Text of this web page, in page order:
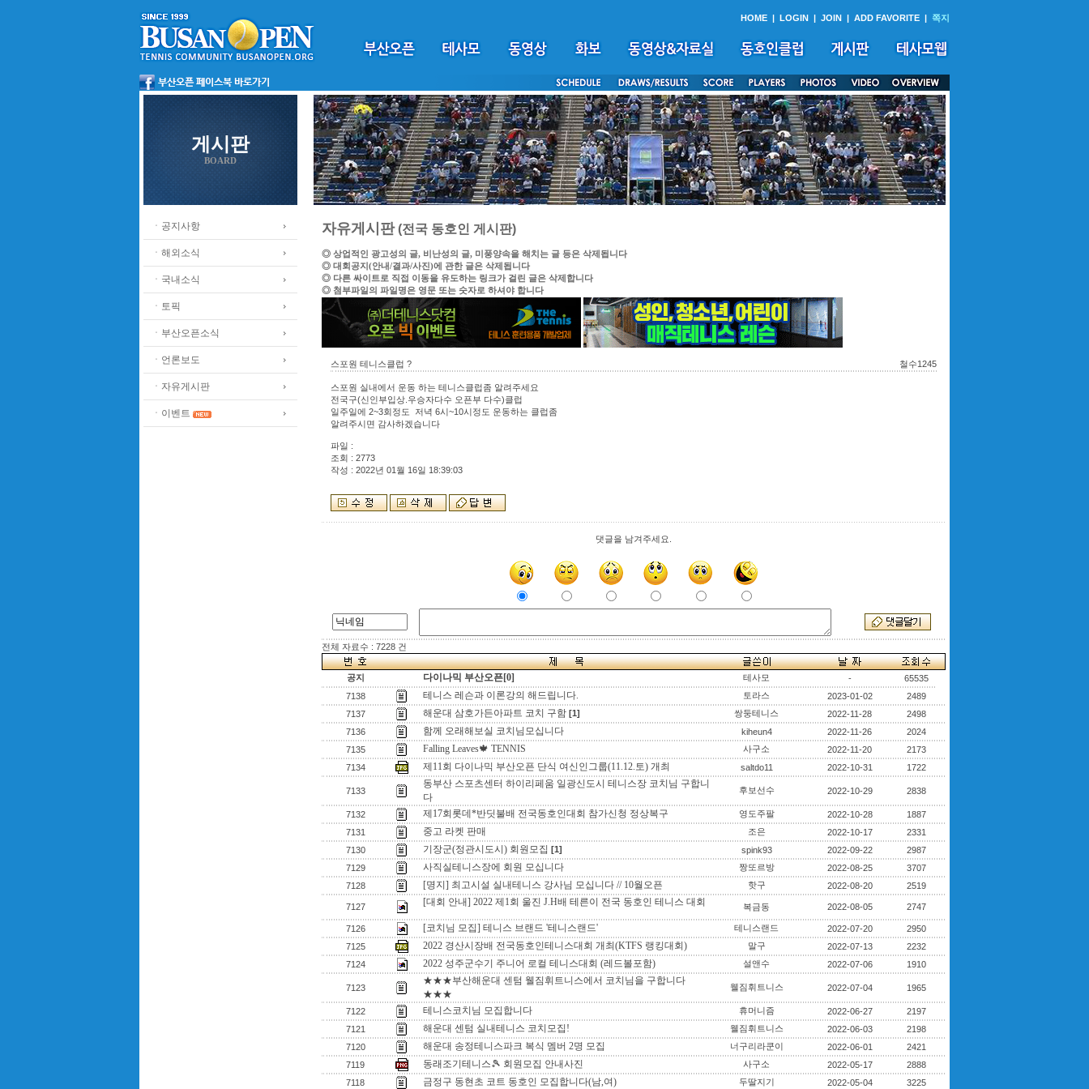
HOME | LOGIN | JOIN | ADD FAVORITE | 쪽지
게시판
BOARD
ㆍ공지사항
ㆍ해외소식
ㆍ국내소식
ㆍ토픽
ㆍ부산오픈소식
ㆍ언론보도
ㆍ자유게시판
ㆍ이벤트
자유게시판(전국 동호인 게시판)
◎ 상업적인 광고성의 글, 비난성의 글, 미풍양속을 해치는 글 등은 삭제됩니다
◎ 대회공지(안내/결과/사진)에 관한 글은 삭제됩니다
◎ 다른 싸이트로 직접 이동을 유도하는 링크가 걸린 글은 삭제합니다
◎ 첨부파일의 파일명은 영문 또는 숫자로 하셔야 합니다
스포원 테니스클럽 ? 철수1245
스포원 실내에서 운동 하는 테니스클럽좀 알려주세요
전국구(신인부입상.우승자다수 오픈부 다수)클럽
일주일에 2~3회정도 저녁 6시~10시정도 운동하는 클럽좀
알려주시면 감사하겠습니다
파일 :
조회 : 2773
작성 : 2022년 01월 16일 18:39:03
댓글을 남겨주세요.
전체 자료수 : 7228 건
공지 다이나믹 부산오픈[0] 테사모 -
65535
7138
테니스 레슨과 이론강의 해드립니다. 토라스 2023-01-02
2489
7137
해운대 삼호가든아파트 코치 구함 [1] 쌍둥테니스 2022-11-28
2498
7136
함께 오래해보실 코치님모십니다 kiheun4 2022-11-26
2024
7135
Falling Leaves🍁 TENNIS 사구소 2022-11-20
2173
7134
제11회 다이나믹 부산오픈 단식 여신인그룹(11.12.토) 개최 saltdo11 2022-10-31 1722
7133
동부산 스포츠센터 하이리페움 일광신도시 테니스장 코치님 구합니
다
후보선수 2022-10-29 2838
7132 제17회롯데*반딧불배 전국동호인대회 참가신청 정상복구 영도주팔 2022-10-28
1887
7131
중고 라켓 판매 조은 2022-10-17
2331
7130
기장군(정관시도시) 회원모집 [1] spink93 2022-09-22
2987
7129
사직실테니스장에 회원 모십니다 짱또르방 2022-08-25
3707
7128
[명지] 최고시설 실내테니스 강사님 모십니다 // 10월오픈 핫구 2022-08-20 2519
7127 [대회 안내] 2022 제1회 울진 J.H배 테른이 전국 동호인 테니스 대회 복금동 2022-08-05 2747
7126 [코치님 모집] 테니스 브랜드 '테니스랜드' 테니스랜드 2022-07-20
2950
7125
2022 경산시장배 전국동호인테니스대회 개최(KTFS 랭킹대회) 말구 2022-07-13
2232
7124
2022 성주군수기 주니어 로컬 테니스대회 (레드볼포함) 설앤수 2022-07-06 1910
7123
★★★부산해운대 센텀 웰짐휘트니스에서 코치님을 구합니다
★★★
웰짐휘트니스 2022-07-04 1965
7122 테니스코치님 모집합니다 휴머니즘 2022-06-27
2197
7121
해운대 센텀 실내테니스 코치모집! 웰짐휘트니스 2022-06-03
2198
7120
해운대 송정테니스파크 복식 멤버 2명 모집 너구리라쿤이 2022-06-01
2421
7119
동래조기테니스🎾 회원모집 안내사진 사구소 2022-05-17
2888
7118
금정구 동현초 코트 동호인 모집합니다(남,여) 두딸지기 2022-05-04 3225